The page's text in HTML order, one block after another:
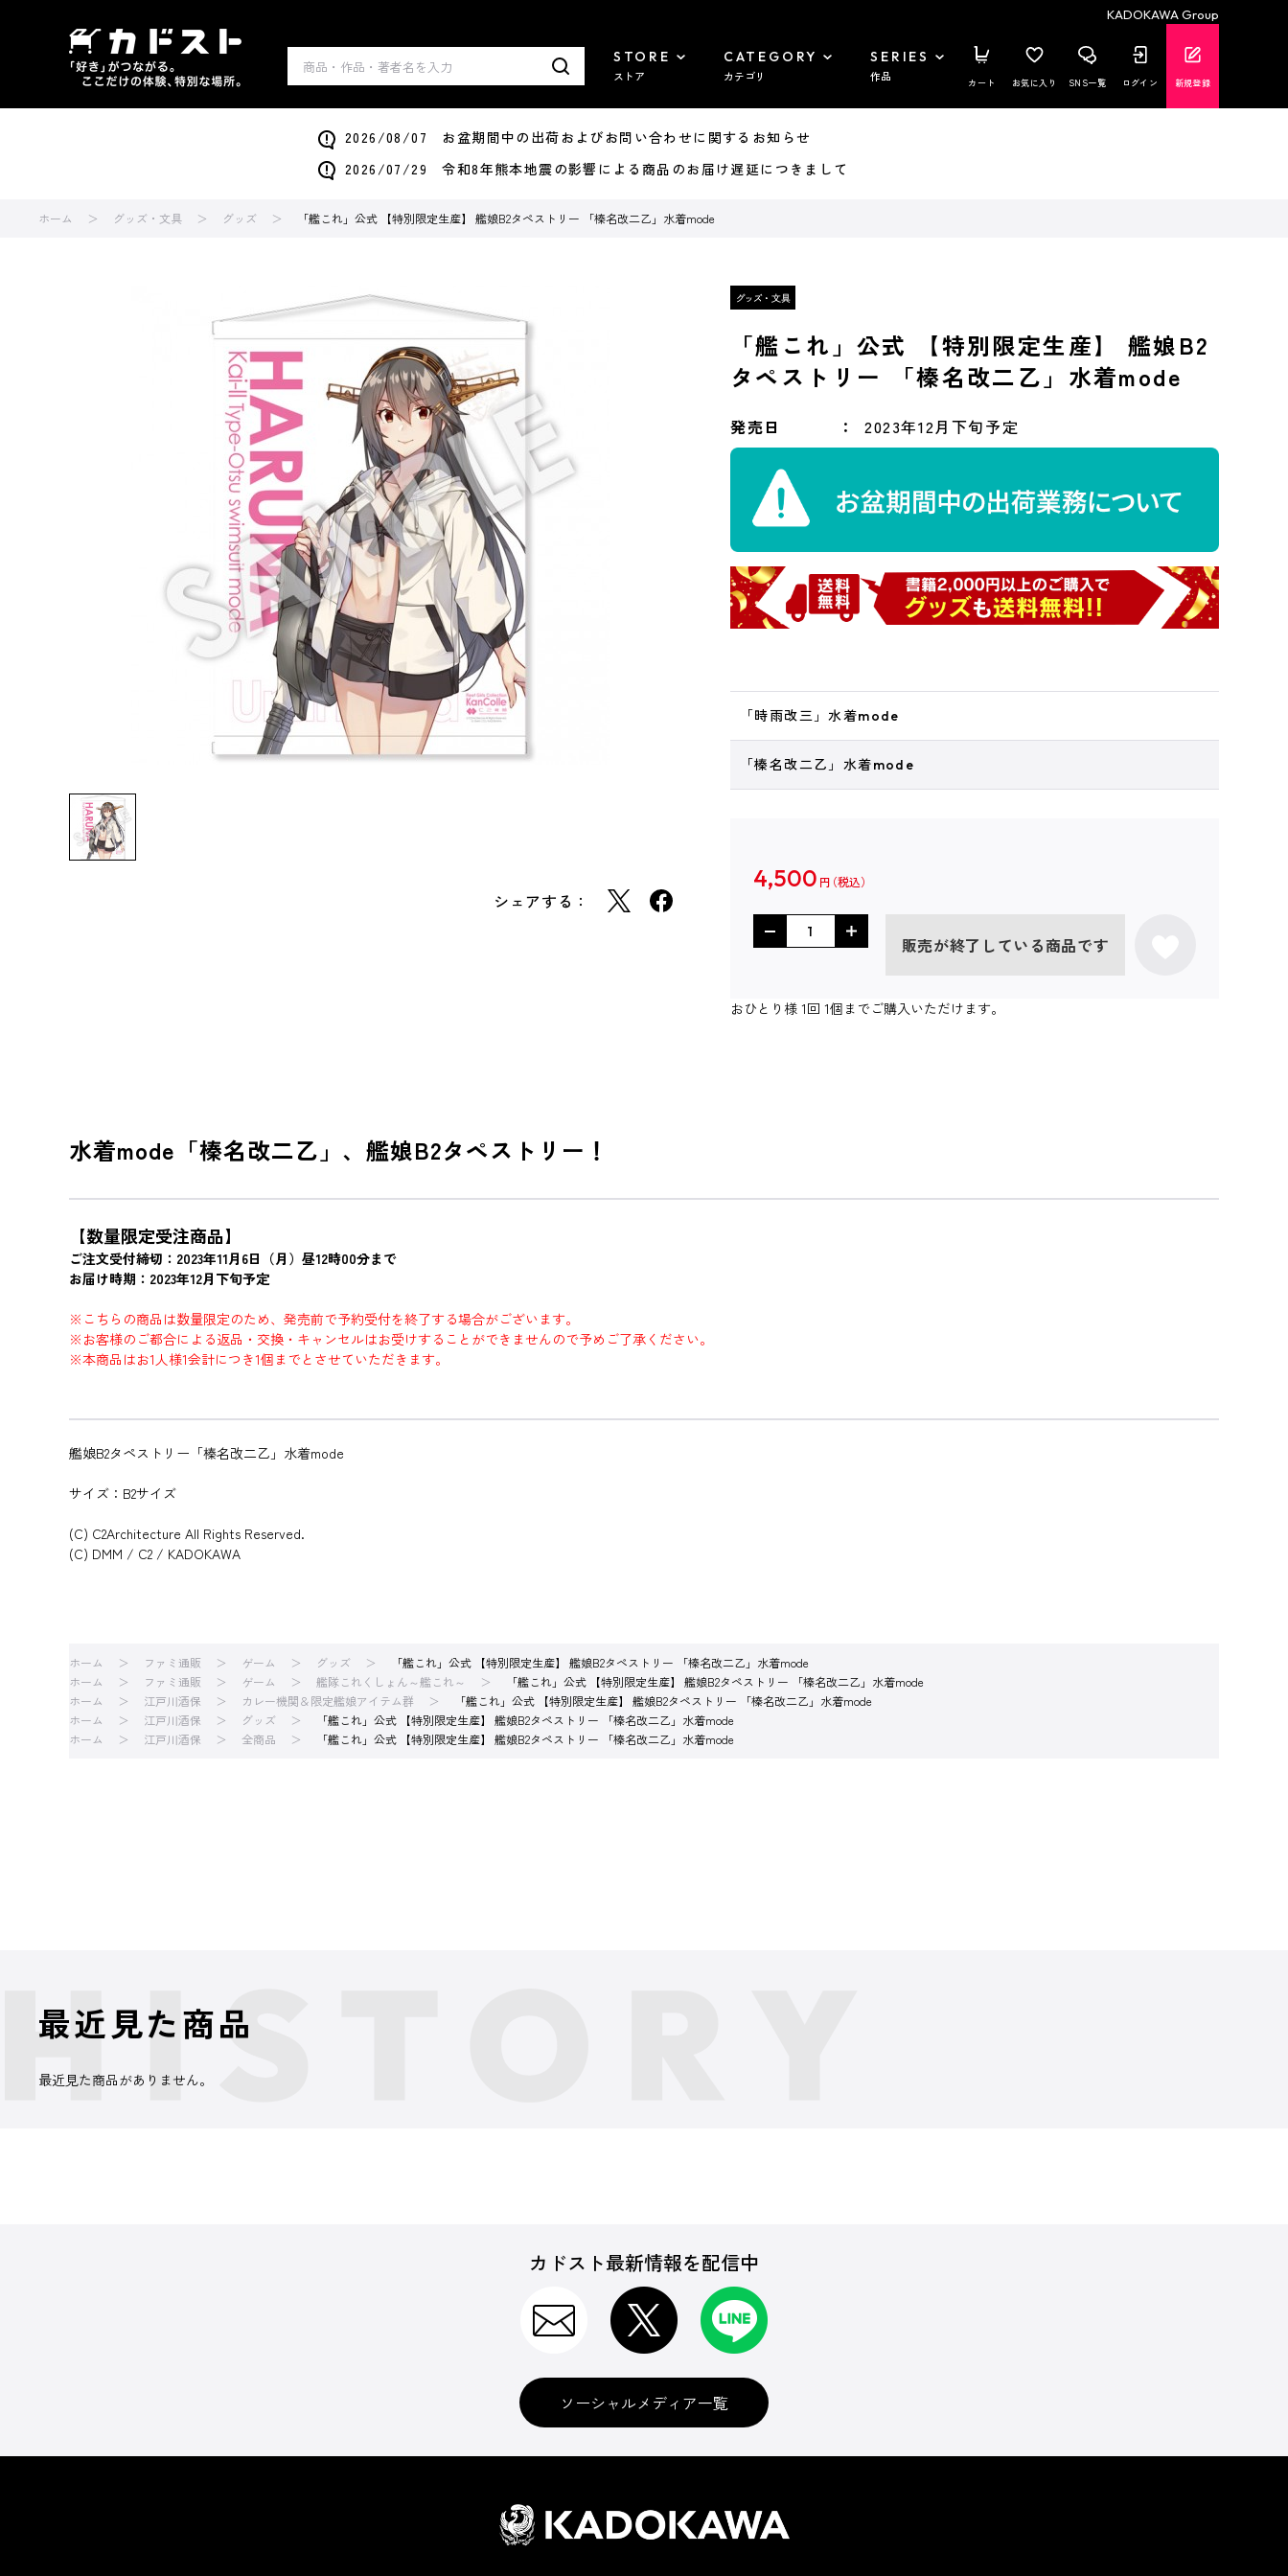
KADOKAWA Group
STORE
ストア
CATEGORY
カテゴリ
SERIES
作品 カート お気に入り SNS一覧 ログイン 新規登録
2026/08/07 お盆期間中の出荷およびお問い合わせに関するお知らせ
2026/07/29 令和8年熊本地震の影響による商品のお届け遅延につきまして
ホーム グッズ・文具 グッズ 「艦これ」公式 【特別限定生産】 艦娘B2タペストリー 「榛名改二乙」水着mode
シェアする：
「艦これ」公式 【特別限定生産】 艦娘B2
タペストリー 「榛名改二乙」水着mode
発売日 2023年12月下旬予定
「時雨改三」水着mode
「榛名改二乙」水着mode
4,500 円
販売が終了している商品です
おひとり様 1回 1個までご購入いただけます。
水着mode「榛名改二乙」、艦娘B2タペストリー！
【数量限定受注商品】
ご注文受付締切：2023年11月6日（月）昼12時00分まで
お届け時期：2023年12月下旬予定
※こちらの商品は数量限定のため、発売前で予約受付を終了する場合がございます。
※お客様のご都合による返品・交換・キャンセルはお受けすることができませんので予めご了承ください。
※本商品はお1人様1会計につき1個までとさせていただきます。
艦娘B2タペストリー「榛名改二乙」水着mode
サイズ：B2サイズ
(C) C2Architecture All Rights Reserved.
(C) DMM / C2 / KADOKAWA
ホーム ファミ通販 ゲーム グッズ
「艦これ」公式 【特別限定生産】 艦娘B2タペストリー 「榛名改二乙」水着mode
ホーム
ファミ通販 ゲーム 艦隊これくしょん～艦これ～
「艦これ」公式 【特別限定生産】 艦娘B2タペストリー 「榛名改二乙」水着mode
ホーム
江戸川酒保 カレー機関＆限定艦娘アイテム群
「艦これ」公式 【特別限定生産】 艦娘B2タペストリー 「榛名改二乙」水着mode
ホーム
江戸川酒保 グッズ
「艦これ」公式 【特別限定生産】 艦娘B2タペストリー 「榛名改二乙」水着mode
ホーム
江戸川酒保 全商品 「艦これ」公式 【特別限定生産】 艦娘B2タペストリー 「榛名改二乙」水着mode
最近見た商品
最近見た商品がありません。
カドスト最新情報を配信中
ソーシャルメディア一覧